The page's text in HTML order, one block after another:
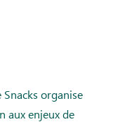
organise
aux enjeux de